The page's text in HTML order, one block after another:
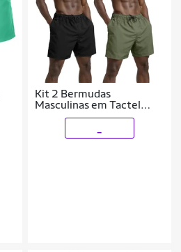
Kit 2 Bermudas
Masculinas em Tactel
Casuais com Bolsos e